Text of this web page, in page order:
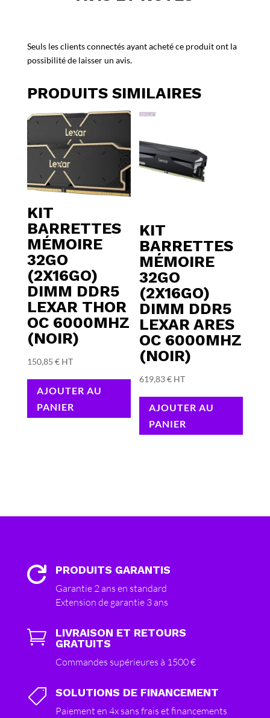
Seuls les clients connectés ayant acheté ce produit ont la
possibilité de laisser un avis.
PRODUITS SIMILAIRES
KIT
BARRETTES
MÉMOIRE
32GO
(2X16GO)
DIMM DDR5
LEXAR THOR
OC 6000MHZ
(NOIR)
150,85 € HT
AJOUTER AU
PANIER
KIT
BARRETTES
MÉMOIRE
32GO
(2X16GO)
DIMM DDR5
LEXAR ARES
OC 6000MHZ
(NOIR)
619,83€ HT
AJOUTER AU
PANIER
 PRODUITS GARANTIS
Garantie 2 ans en standard
Extension de garantie 3 ans

LIVRAISON ET RETOURS
GRATUITS
Commandes supérieures à 1500 €
 SOLUTIONS DE FINANCEMENT
Paiement en 4x sans frais et financements